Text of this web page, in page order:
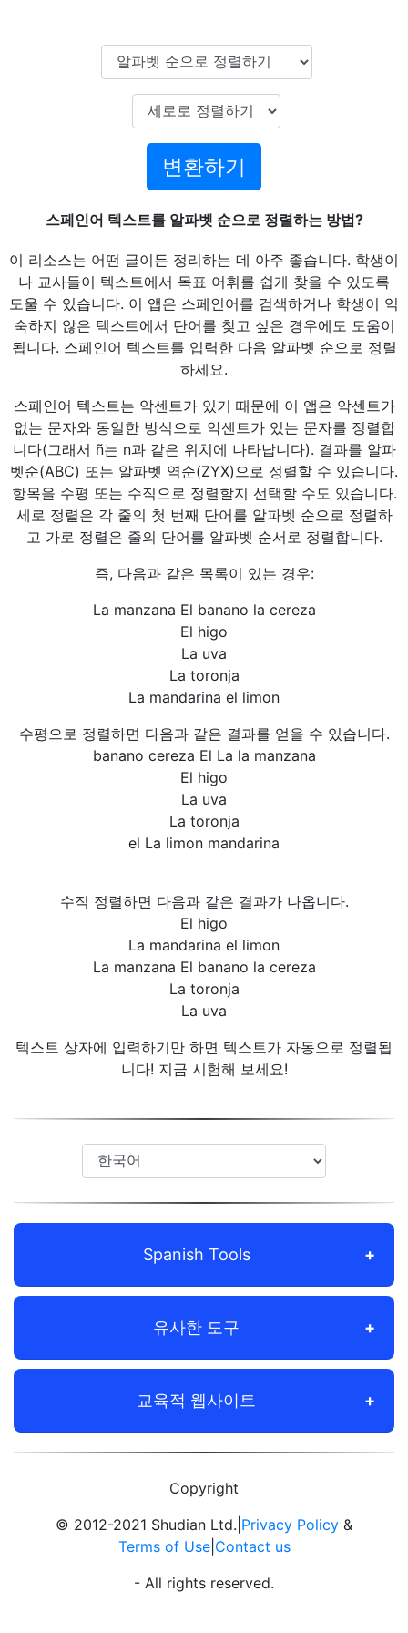
변환하기
스페인어 텍스트를 알파벳 순으로 정렬하는 방법?
이 리소스는 어떤 글이든 정리하는 데 아주 좋습니다. 학생이
나 교사들이 텍스트에서 목표 어휘를 쉽게 찾을 수 있도록
도울 수 있습니다. 이 앱은 스페인어를 검색하거나 학생이 익
숙하지 않은 텍스트에서 단어를 찾고 싶은 경우에도 도움이
됩니다. 스페인어 텍스트를 입력한 다음 알파벳 순으로 정렬
하세요.
스페인어 텍스트는 악센트가 있기 때문에 이 앱은 악센트가
없는 문자와 동일한 방식으로 악센트가 있는 문자를 정렬합
니다(그래서 ñ는 n과 같은 위치에 나타납니다). 결과를 알파
벳순(ABC) 또는 알파벳 역순(ZYX)으로 정렬할 수 있습니다.
항목을 수평 또는 수직으로 정렬할지 선택할 수도 있습니다.
세로 정렬은 각 줄의 첫 번째 단어를 알파벳 순으로 정렬하
고 가로 정렬은 줄의 단어를 알파벳 순서로 정렬합니다.
즉, 다음과 같은 목록이 있는 경우:
La manzana El banano la cereza
El higo
La uva
La toronja
La mandarina el limon
수평으로 정렬하면 다음과 같은 결과를 얻을 수 있습니다.
banano cereza El La la manzana
El higo
La uva
La toronja
el La limon mandarina
수직 정렬하면 다음과 같은 결과가 나옵니다.
El higo
La mandarina el limon
La manzana El banano la cereza
La toronja
La uva
텍스트 상자에 입력하기만 하면 텍스트가 자동으로 정렬됩
니다! 지금 시험해 보세요!
Spanish Tools
유사한 도구
교육적 웹사이트
Copyright
© 2012-2021 Shudian Ltd.| Privacy Policy &
Terms of Use| Contact us
- All rights reserved.